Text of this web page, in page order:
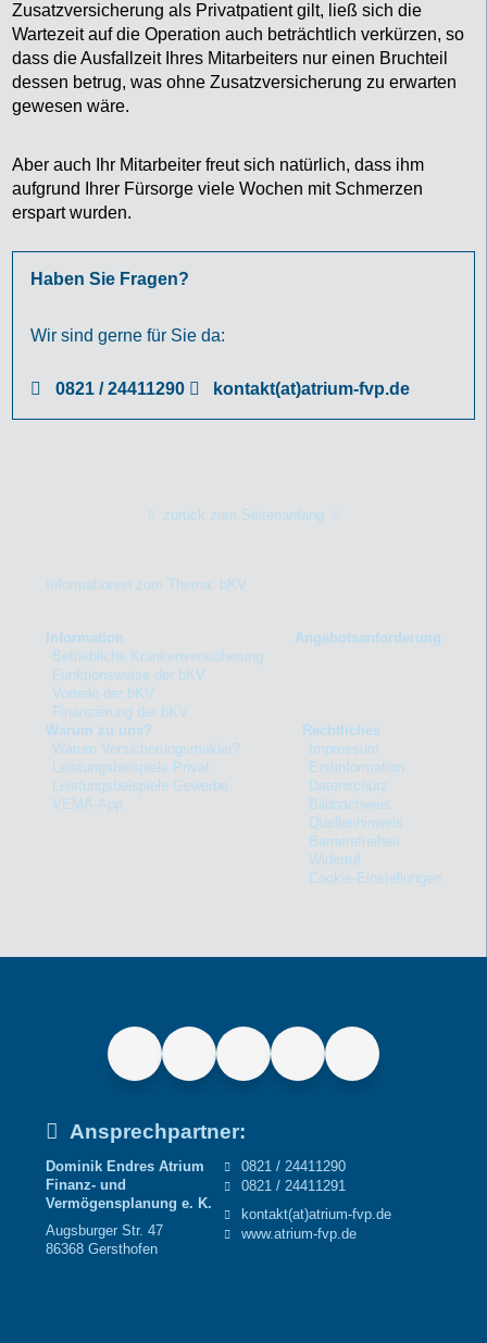
Zusatzversicherung als Privatpatient gilt, ließ sich die
Wartezeit auf die Operation auch beträchtlich verkürzen, so
dass die Ausfallzeit Ihres Mitarbeiters nur einen Bruchteil
dessen betrug, was ohne Zusatzversicherung zu erwarten
gewesen wäre.
Aber auch Ihr Mitarbeiter freut sich natürlich, dass ihm
aufgrund Ihrer Fürsorge viele Wochen mit Schmerzen
erspart wurden.
Haben Sie Fragen?
Wir sind gerne für Sie da:
0821 / 24411290 kontakt(at)atrium-fvp.de
zurück zum Seitenanfang
Informationen zum Thema: bKV
Information
Betriebliche Krankenversicherung
Funktionsweise der bKV
Vorteile der bKV
Finanzierung der bKV
Angebotsanforderung
Warum zu uns?
Warum Versicherungsmakler?
Leistungsbeispiele Privat
Leistungsbeispiele Gewerbe
VEMA-App
Rechtliches
Impressum
Erstinformation
Datenschutz
Bildnachweis
Quellenhinweis
Barrierefreiheit
Widerruf
Cookie-Einstellungen
Ansprechpartner:
Dominik Endres Atrium
Finanz- und
Vermögensplanung e. K.
Augsburger Str. 47
86368 Gersthofen
0821 / 24411290
0821 / 24411291
kontakt(at)atrium-fvp.de
www.atrium-fvp.de